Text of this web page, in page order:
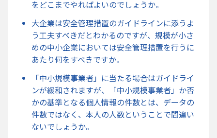
をどこまでやればよいのでしょうか。
大企業は安全管理措置のガイドラインに添うよ
う工夫すべきだとわかるのですが、規模が小さ
めの中小企業においては安全管理措置を行うに
あたり何をすべきですか。
「中小規模事業者」に当たる場合はガイドライ
ンが緩和されますが、「中小規模事業者」か否
かの基準となる個人情報の件数とは、データの
件数ではなく、本人の人数ということで間違い
ないでしょうか。